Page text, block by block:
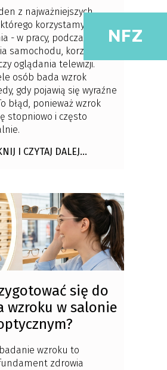
z najważniejszych
korzystamy
- w pracy, podczas
samochodu, korzystania
oglądania telewizji.
osób bada wzrok
gdy pojawią się wyraźne
błąd, ponieważ wzrok
stopniowo i często
I CZYTAJ DALEJ...
się do
wzroku w salonie
wzroku to
zdrowia
NFZ